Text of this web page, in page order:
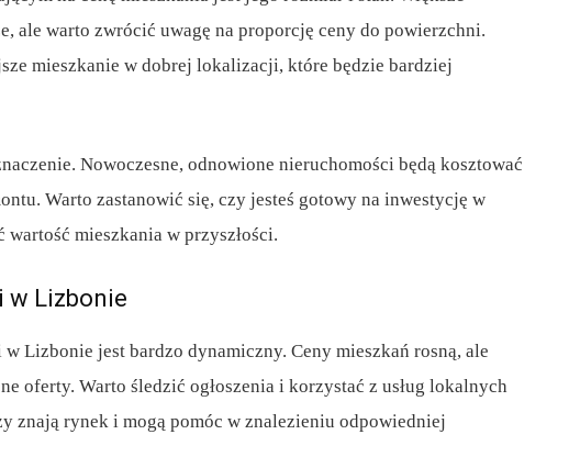
ale warto zwrócić uwagę na proporcję ceny do powierzchni.
mieszkanie w dobrej lokalizacji, które będzie bardziej
Nowoczesne, odnowione nieruchomości będą kosztować
Warto zastanowić się, czy jesteś gotowy na inwestycję w
mieszkania w przyszłości.
w Lizbonie
Lizbonie jest bardzo dynamiczny. Ceny mieszkań rosną, ale
oferty. Warto śledzić ogłoszenia i korzystać z usług lokalnych
znają rynek i mogą pomóc w znalezieniu odpowiedniej